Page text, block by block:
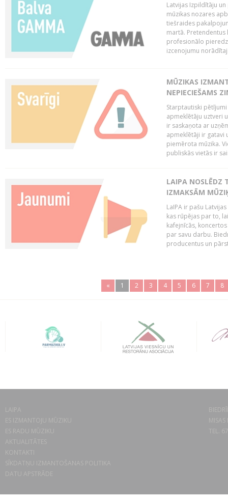
Latvijas Izpildītāju
mūzikas nozares
tiešraides
martā. Pretendentus
profesionālo
izcenojumu
MŪZIKAS
NEPIECIEŠAMS
Starptautiski
apmeklētāju uztveri
ir saskaņota ar
apmeklētāji ir gatavi
piemērota mūzika.
publiskās vietās ir
LAIPA NOSLĒDZ
IZMAKSĀM
LaIPA ir pašu
kas rūpējas par to,
kafejnīcās,
par savu darbu.
producentus un
« 1 2 3 4 5 6 7 8
LAIPA
ES IZMANTOJU MŪZIKU
ES RADU MŪZIKU
AKTUALITĀTES
KONTAKTI
SĪKDATŅU IZMANTOŠANAS POLITIKA
DATU APSTRĀDE
TEL.